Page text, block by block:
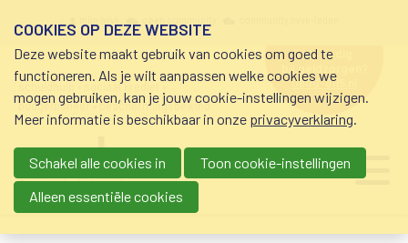
schuldhulp • sociaal krediet •
budgetbeheer • beschermingsbewind
hulp nodig
bij geldzorgen?
0800-8115.nl
Main navigation
COOKIES OP DEZE WEBSITE
Deze website maakt gebruik van cookies om goed te
functioneren. Als je wilt aanpassen welke cookies we
mogen gebruiken, kan je jouw cookie-instellingen wijzigen.
Meer informatie is beschikbaar in onze privacyverklaring.
Schakel alle cookies in
Toon cookie-instellingen
Alleen essentiële cookies